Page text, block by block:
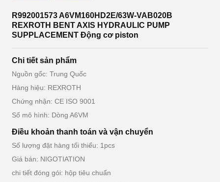
R992001573 A6VM160HD2E/63W-VAB020B
REXROTH BENT AXIS HYDRAULIC PUMP
SUPPLACEMENT Động cơ piston
Chi tiết sản phẩm
Nguồn gốc: Trung Quốc
Hàng hiệu: REXROTH
Chứng nhận: CE ISO 9001
Số mô hình: Dòng A6VM
Điều khoản thanh toán và vận chuyển
Số lượng đặt hàng tối thiểu: 1pcs
Giá bán: NIGOTIATION
chi tiết đóng gói: hộp tiêu chuẩn